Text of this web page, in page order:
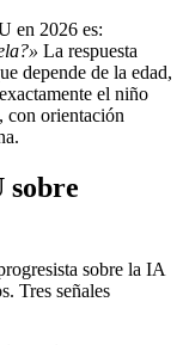
en 2026 es:
La respuesta
depende de la edad,
el niño
con orientación
sobre
sobre la IA
Tres señales